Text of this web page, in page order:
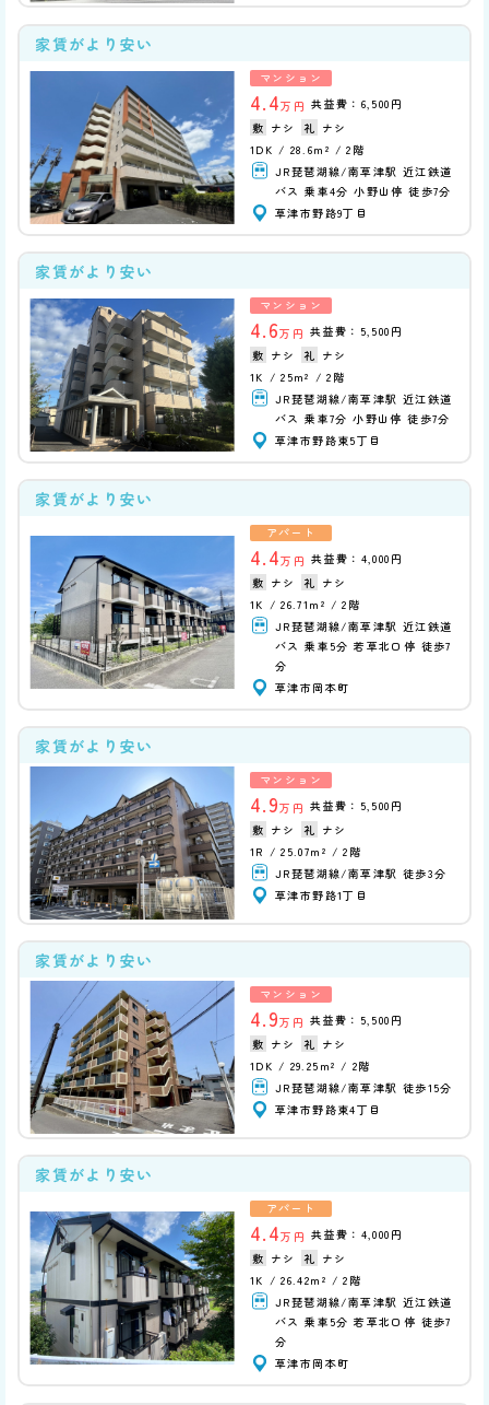
家賃がより安い
マンション
4.4万円 共益費：6,500円
ナシ
ナシ
1DK
28.6m²
2階
JR琵琶湖線/南草津駅 近江鉄道
バス 乗車4分 小野山停 徒歩7分
草津市野路9丁目
家賃がより安い
マンション
4.6万円 共益費：5,500円
ナシ
ナシ
1K
25m²
2階
JR琵琶湖線/南草津駅 近江鉄道
バス 乗車7分 小野山停 徒歩7分
草津市野路東5丁目
家賃がより安い
アパート
4.4万円 共益費：4,000円
ナシ
ナシ
1K
26.71m²
2階
JR琵琶湖線/南草津駅 近江鉄道
バス 乗車5分 若草北口停 徒歩7
分
草津市岡本町
家賃がより安い
マンション
4.9万円 共益費：5,500円
ナシ
ナシ
1R
25.07m²
2階
JR琵琶湖線/南草津駅 徒歩3分
草津市野路1丁目
家賃がより安い
マンション
4.9万円 共益費：5,500円
ナシ
ナシ
1DK
29.25m²
2階
JR琵琶湖線/南草津駅 徒歩15分
草津市野路東4丁目
家賃がより安い
アパート
4.4万円 共益費：4,000円
ナシ
ナシ
1K
26.42m²
2階
JR琵琶湖線/南草津駅 近江鉄道
バス 乗車5分 若草北口停 徒歩7
分
草津市岡本町